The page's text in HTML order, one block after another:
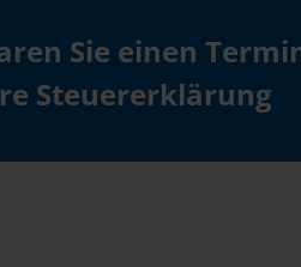
Sie einen
Steuererklärung